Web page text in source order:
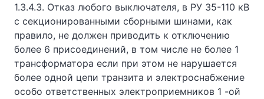
1.3.4.3. Отказ любого выключателя, в РУ 35-110 кВ
с секционированными сборными шинами, как
правило, не должен приводить к отключению
более 6 присоединений, в том числе не более 1
трансформатора если при этом не нарушается
более одной цепи транзита и электроснабжение
особо ответственных электроприемников 1 -ой